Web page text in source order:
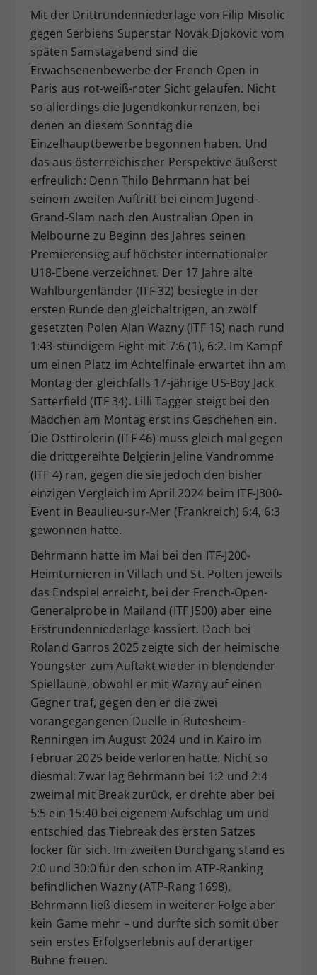
Mit der Drittrundenniederlage von Filip Misolic
gegen Serbiens Superstar Novak Djokovic vom
späten Samstagabend sind die
Erwachsenenbewerbe der French Open in
Paris aus rot-weiß-roter Sicht gelaufen. Nicht
so allerdings die Jugendkonkurrenzen, bei
denen an diesem Sonntag die
Einzelhauptbewerbe begonnen haben. Und
das aus österreichischer Perspektive äußerst
erfreulich: Denn Thilo Behrmann hat bei
seinem zweiten Auftritt bei einem Jugend-
Grand-Slam nach den Australian Open in
Melbourne zu Beginn des Jahres seinen
Premierensieg auf höchster internationaler
U18-Ebene verzeichnet. Der 17 Jahre alte
Wahlburgenländer (ITF 32) besiegte in der
ersten Runde den gleichaltrigen, an zwölf
gesetzten Polen Alan Wazny (ITF 15) nach rund
1:43-stündigem Fight mit 7:6 (1), 6:2. Im Kampf
um einen Platz im Achtelfinale erwartet ihn am
Montag der gleichfalls 17-jährige US-Boy Jack
Satterfield (ITF 34). Lilli Tagger steigt bei den
Mädchen am Montag erst ins Geschehen ein.
Die Osttirolerin (ITF 46) muss gleich mal gegen
die drittgereihte Belgierin Jeline Vandromme
(ITF 4) ran, gegen die sie jedoch den bisher
einzigen Vergleich im April 2024 beim ITF-J300-
Event in Beaulieu-sur-Mer (Frankreich) 6:4, 6:3
gewonnen hatte.
Behrmann hatte im Mai bei den ITF-J200-
Heimturnieren in Villach und St. Pölten jeweils
das Endspiel erreicht, bei der French-Open-
Generalprobe in Mailand (ITF J500) aber eine
Erstrundenniederlage kassiert. Doch bei
Roland Garros 2025 zeigte sich der heimische
Youngster zum Auftakt wieder in blendender
Spiellaune, obwohl er mit Wazny auf einen
Gegner traf, gegen den er die zwei
vorangegangenen Duelle in Rutesheim-
Renningen im August 2024 und in Kairo im
Februar 2025 beide verloren hatte. Nicht so
diesmal: Zwar lag Behrmann bei 1:2 und 2:4
zweimal mit Break zurück, er drehte aber bei
5:5 ein 15:40 bei eigenem Aufschlag um und
entschied das Tiebreak des ersten Satzes
locker für sich. Im zweiten Durchgang stand es
2:0 und 30:0 für den schon im ATP-Ranking
befindlichen Wazny (ATP-Rang 1698),
Behrmann ließ diesem in weiterer Folge aber
kein Game mehr – und durfte sich somit über
sein erstes Erfolgserlebnis auf derartiger
Bühne freuen.
Zweck
Dieser Wert speichert Ihre Consent-
Einstellungen. Unter anderem eine
zufällig generierte ID, für die
historische Speicherung Ihrer
vorgenommen Einstellungen, falls der
Webseiten-Betreiber dies eingestellt
hat.